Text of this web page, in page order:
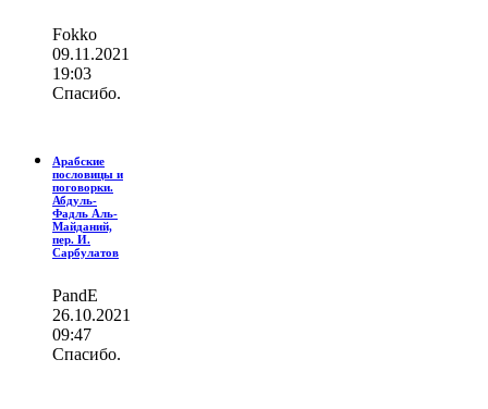
Fokko
09.11.2021
19:03
Спасибо.
Арабские
пословицы и
поговорки.
Абдуль-
Фадль Аль-
Майданий,
пер. И.
Сарбулатов
PandE
26.10.2021
09:47
Спасибо.